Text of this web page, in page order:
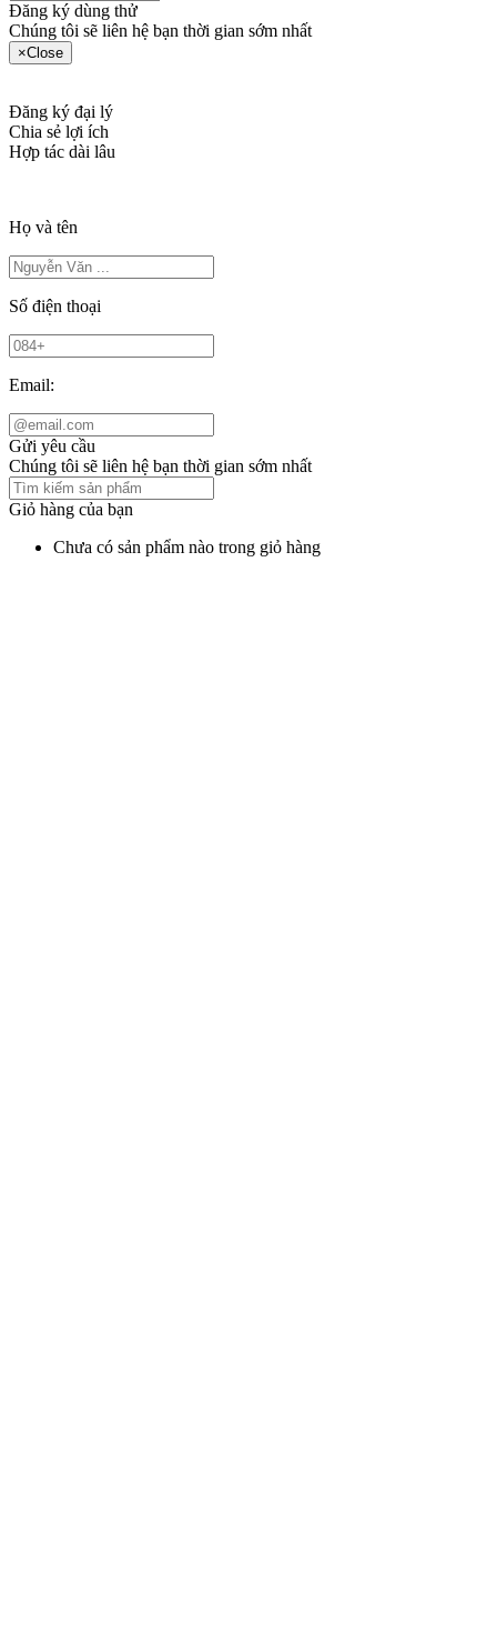
Đăng ký dùng thử
Chúng tôi sẽ liên hệ bạn thời gian sớm nhất
×Close
Đăng ký đại lý
Chia sẻ lợi ích
Hợp tác dài lâu
Họ và tên
Số điện thoại
Email:
Gửi yêu cầu
Chúng tôi sẽ liên hệ bạn thời gian sớm nhất
Giỏ hàng của bạn
Chưa có sản phẩm nào trong giỏ hàng